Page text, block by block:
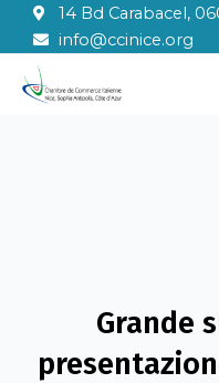
contenuto
14 Bd Carabacel,
info@ccinice.org
Grande